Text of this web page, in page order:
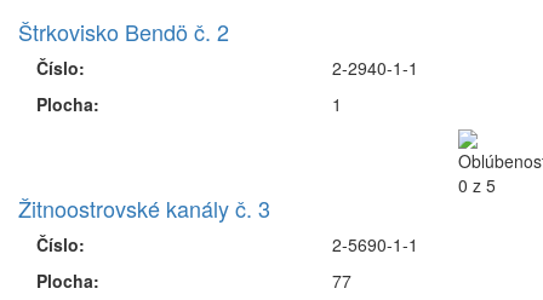
Štrkovisko Bendö č. 2
Číslo:
Plocha:
2-2940-1-1
1
Žitnoostrovské kanály č. 3
Číslo:
Plocha:
2-5690-1-1
77